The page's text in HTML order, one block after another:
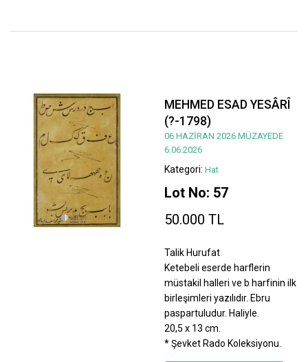
MEHMED ESAD YESÂRÎ
(?-1798)
06 HAZİRAN 2026 MÜZAYEDE
6.06.2026
Kategori: Hat
Lot No: 57
50.000 TL
Talik Hurufat
Ketebeli eserde harflerin
müstakil halleri ve b harfinin ilk
birleşimleri yazılıdır. Ebru
paspartuludur. Haliyle.
20,5 x 13 cm.
* Şevket Rado Koleksiyonu.